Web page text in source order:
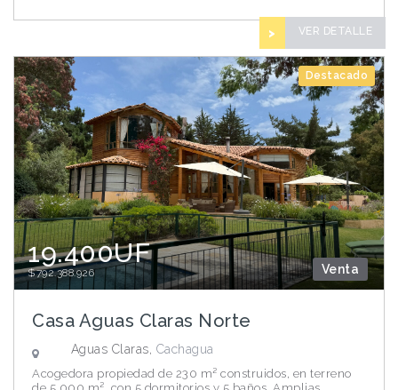
> VER DETALLE
Venta
Destacado
19.400UF
$792.388.926
Casa Aguas Claras Norte
Aguas Claras, Cachagua
Acogedora propiedad de 230 m² construidos, en terreno